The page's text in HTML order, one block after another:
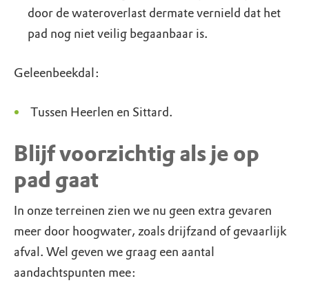
door de wateroverlast dermate vernield dat het
pad nog niet veilig begaanbaar is.
Geleenbeekdal​:
Tussen Heerlen en Sittard.
Blijf voorzichtig als je op
pad gaat
In onze terreinen zien we nu geen extra gevaren
meer door hoogwater, zoals drijfzand of gevaarlijk
afval. Wel geven we graag een aantal
aandachtspunten mee: